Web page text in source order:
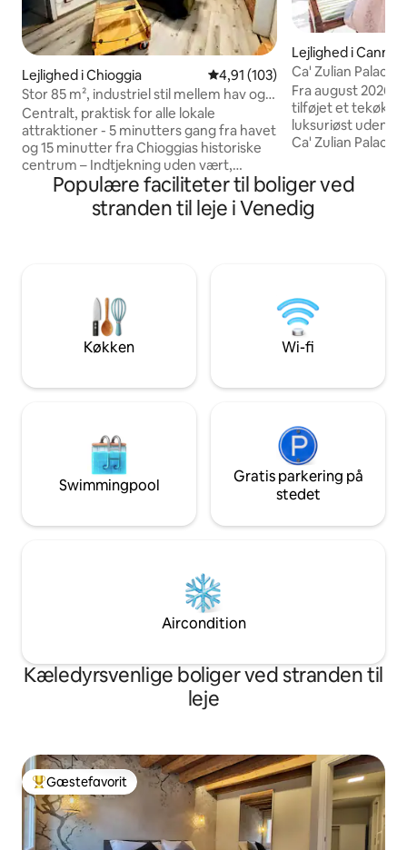
Lejlighed i Chioggia 4,91 ud af 5 i gennemsnitlig
4,91 (103)
Stor 85 m², industriel stil mellem hav og
lagune
Centralt, praktisk for alle lokale
attraktioner - 5 minutters gang fra havet
og 15 minutter fra Chioggias historiske
centrum – Indtjekning uden vært,
udtjekning uden vært - Bike sharing,
busstation, park og turistbåde ligger kun
få meter væk. - 85 kvadratmeter stor
kaffemaskine, 2 tv'er, Nintendo Nes,
mikrobølgeovn - 2. sal trapper, ventileret
- Gratis offentlig parkering under huset
Lejlighed i
Ca' Zulian Palace
Fra august 2026:
tilføjet et
luksuriøst
Ca' Zulian Palace
uforglemmelig,
Træd ind i en
århundrede, hvor
eksklusive
største i Venedig
Populære faciliteter til boliger ved
stranden til leje i Venedig
Køkken Wi-fi
Swimmingpool
Gratis parkering på
stedet
Aircondition
Kæledyrsvenlige boliger ved stranden til
leje
Bedste gæstefavorit
Gæstefavorit